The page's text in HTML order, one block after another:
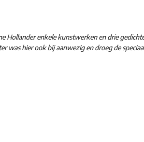
Hollander enkele kunstwerken en drie
was hier ook bij aanwezig en droeg de